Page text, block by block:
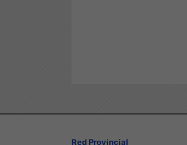
Red Provincial